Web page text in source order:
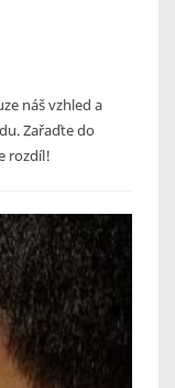
náš vzhled a
Zařaďte do
rozdíl!